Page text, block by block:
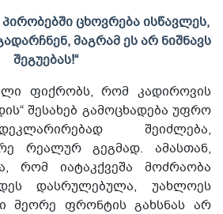
პირობებში ცხოვრება ისწავლეს,
მაგრამ ეს არ ნიშნავს
შეგუებას!“
ფიქრობს, რომ კადიროვის
შესახებ გამოცხადება უფრო
შეიძლება,
რეალურ გეგმად. ამასთან,
რომ იატაკქვეშა მოძრაობა
დასრულებულა, უახლოეს
მეორე ფრონტის გახსნას არ